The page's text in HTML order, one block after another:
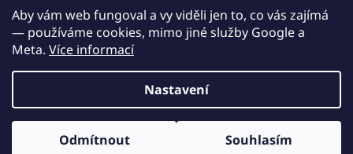
Aby vám web fungoval a vy viděli jen to, co vás zajímá
— používáme cookies, mimo jiné služby Google a
Meta. Více informací
Nastavení
Odmítnout Souhlasím
PŘIHLÁSIT SE
Paulínky.cz. Všechna práva vyhrazena.
Upravit nastavení cookies